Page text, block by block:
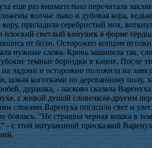
еще раз внимательно перечитала
волчье лыко и дубовая кора,
кору, приладила серебристый мох,
плоский светлый камушек в форме
от боли. Осторожно концом иголки
нужные слова. Кровь зашипела так,
темные бороздки в камне. После
ладони и осторожно положила на
цокая коготками по деревянному
дурашка, - ласково сказала
с живой душой словечком-другим
словами Варенуха погасила свет и
боялась. "Не страшна черная кошка в
- с этой матушкиной присказкой